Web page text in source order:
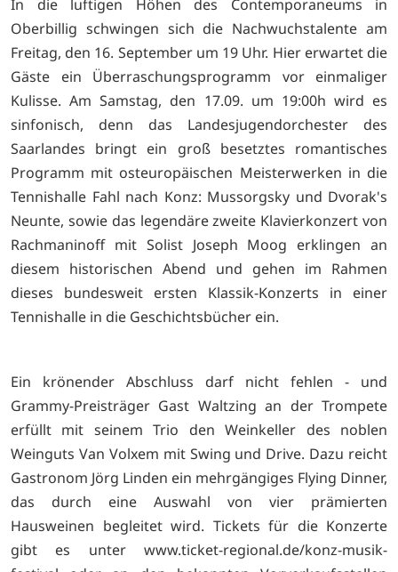
In die luftigen Höhen des Contemporaneums in
Oberbillig schwingen sich die Nachwuchstalente am
Freitag, den 16. September um 19 Uhr. Hier erwartet die
Gäste ein Überraschungsprogramm vor einmaliger
Kulisse. Am Samstag, den 17.09. um 19:00h wird es
sinfonisch, denn das Landesjugendorchester des
Saarlandes bringt ein groß besetztes romantisches
Programm mit osteuropäischen Meisterwerken in die
Tennishalle Fahl nach Konz: Mussorgsky und Dvorak's
Neunte, sowie das legendäre zweite Klavierkonzert von
Rachmaninoff mit Solist Joseph Moog erklingen an
diesem historischen Abend und gehen im Rahmen
dieses bundesweit ersten Klassik-Konzerts in einer
Tennishalle in die Geschichtsbücher ein.
Ein krönender Abschluss darf nicht fehlen - und
Grammy-Preisträger Gast Waltzing an der Trompete
erfüllt mit seinem Trio den Weinkeller des noblen
Weinguts Van Volxem mit Swing und Drive. Dazu reicht
Gastronom Jörg Linden ein mehrgängiges Flying Dinner,
das durch eine Auswahl von vier prämierten
Hausweinen begleitet wird. Tickets für die Konzerte
gibt es unter www.ticket-regional.de/konz-musik-